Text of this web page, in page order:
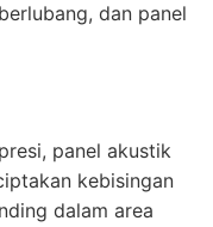
dan panel
panel akustik
kebisingan
dalam area